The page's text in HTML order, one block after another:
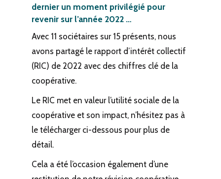
dernier un moment privilégié pour
revenir sur l’année 2022 …
Avec 11 sociétaires sur 15 présents, nous
avons partagé le rapport d’intérêt collectif
(RIC) de 2022 avec des chiffres clé de la
coopérative.
Le RIC met en valeur l’utilité sociale de la
coopérative et son impact, n’hésitez pas à
le télécharger ci-dessous pour plus de
détail.
Cela a été l’occasion également d’une